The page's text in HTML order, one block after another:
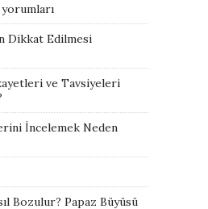
Dikkat Edilmesi
ve Tavsiyeleri
İncelemek Neden
Bozulur? Papaz Büyüsü